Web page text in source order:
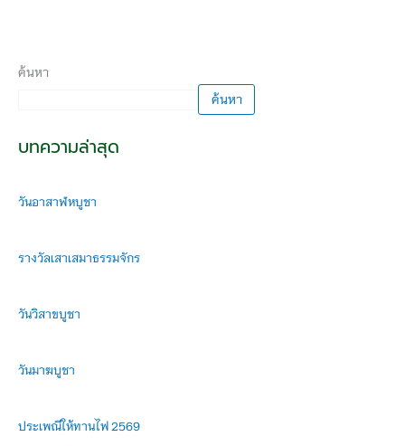
ค้นหา
ค้นหา
บทความล่าสุด
วันอาสาฬหบูชา
รางวัลเสาเสมาธรรมจักร
วันวิสาขบูชา
วันมาฆบูชา
ประเพณีให้ทานไฟ 2569